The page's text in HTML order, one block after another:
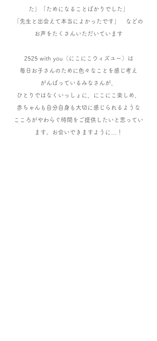
た」「ためになることばかりでした」
「先生と出会えて本当によかったです」 などの
お声をたくさんいただいています
2525 with you（にこにこウィズユー）は
毎日お子さんのために色々なことを感じ考え
がんばっているみなさんが、
​ひとりではなくいっしょに、 にこにこ楽しめ、
赤ちゃんも自分自身も大切に感じられるような
こころがやわらぐ時間をご提供したいと思ってい
ます。お会いできますように…！